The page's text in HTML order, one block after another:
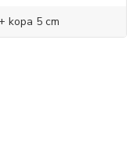
kopa 5 cm